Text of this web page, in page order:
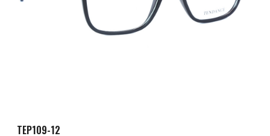
TEP109-12